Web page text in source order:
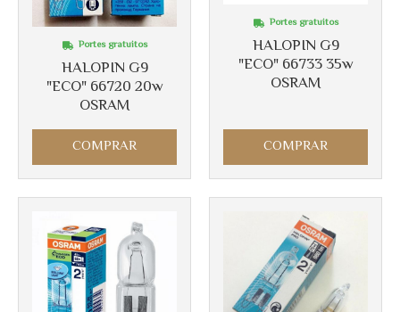
HALOPIN G9
"ECO" 66720 20w
OSRAM
Portes gratuitos
COMPRAR
HALOPIN G9
"ECO" 66733 35w
OSRAM
Portes gratuitos
COMPRAR
Más info
Más info